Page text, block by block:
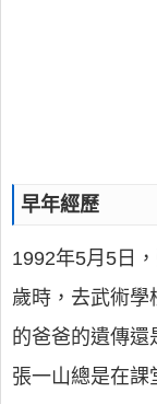
早年經歷
1992年5月5日
歲時，去武術學
的爸爸的遺傳
張一山總是在課